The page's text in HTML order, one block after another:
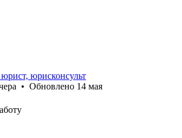
юрисконсульт
• Обновлено 14 мая